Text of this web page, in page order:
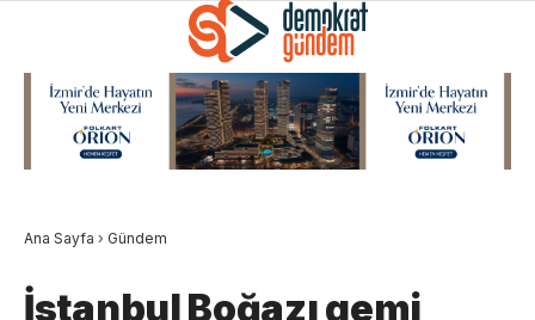
Ana Sayfa › Gündem
İstanbul Boğazı gemi